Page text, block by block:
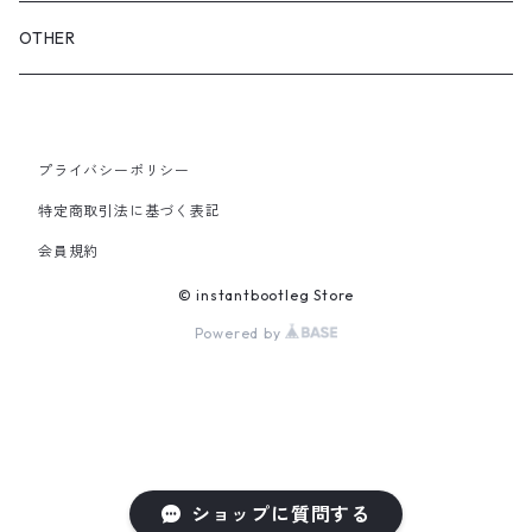
ショップに質問する
GLOVES&SCARF
SHOULDER
SMALL BAG
TOY
PINS& PINBACK
SOX
OTHER
プライバシーポリシー
特定商取引法に基づく表記
会員規約
© instantbootleg Store
Powered by